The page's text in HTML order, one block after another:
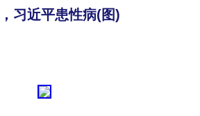
习近平患性病(图)